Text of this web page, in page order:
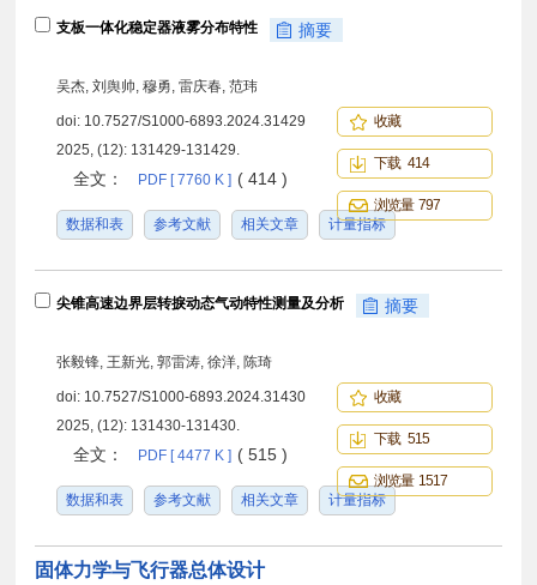
支板一体化稳定器液雾分布特性 摘要
吴杰, 刘舆帅, 穆勇, 雷庆春, 范玮
doi: 10.7527/S1000-6893.2024.31429
2025, (12): 131429-131429.
全文： PDF [ 7760 K ] ( 414 )
数据和表 参考文献 相关文章 计量指标
收藏
下载 414
浏览量 797
尖锥高速边界层转捩动态气动特性测量及分析 摘要
张毅锋, 王新光, 郭雷涛, 徐洋, 陈琦
doi: 10.7527/S1000-6893.2024.31430
2025, (12): 131430-131430.
全文： PDF [ 4477 K ] ( 515 )
数据和表 参考文献 相关文章 计量指标
收藏
下载 515
浏览量 1517
固体力学与飞行器总体设计